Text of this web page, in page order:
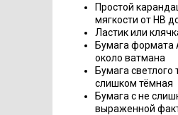
Простой
мягкости от HB
Ластик или
Бумага формата
около ватмана
Бумага светлого
слишком тёмная
Бумага с не
выраженной